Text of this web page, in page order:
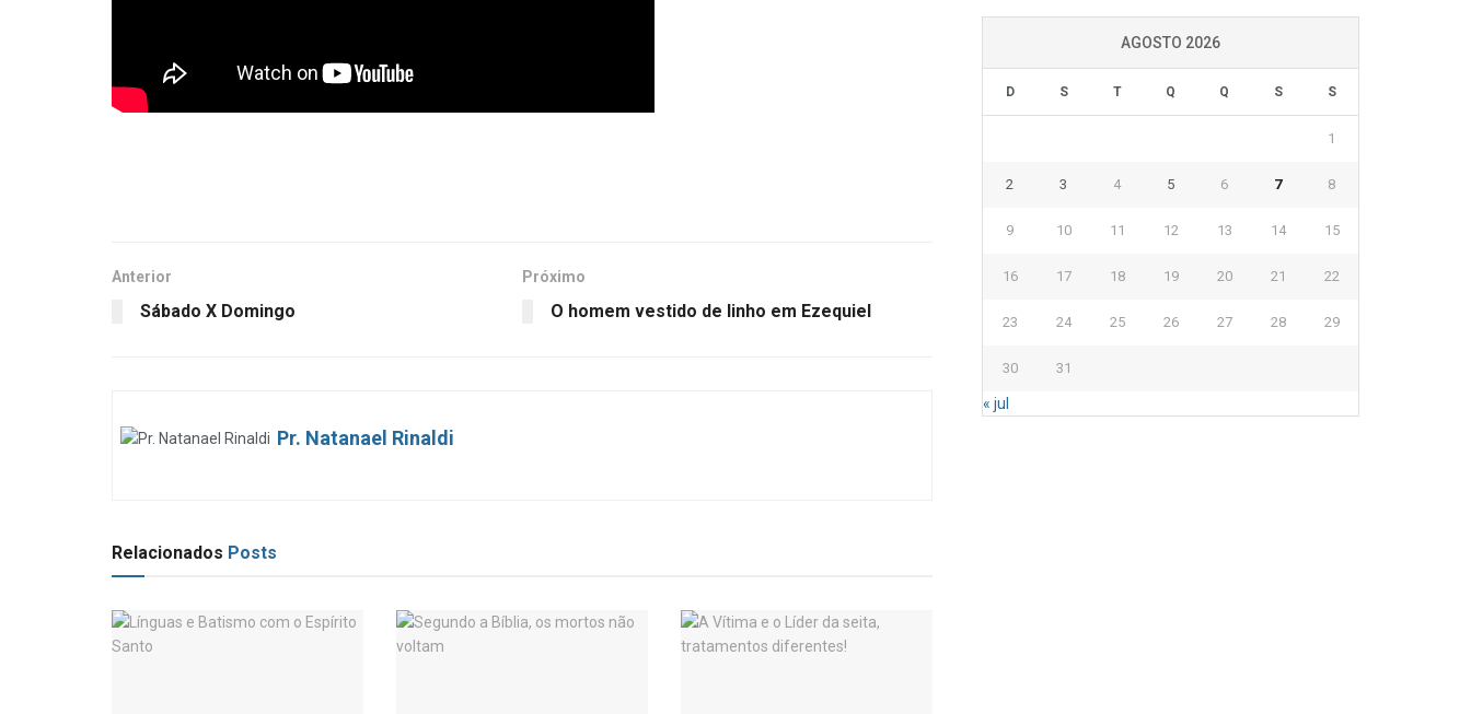
Anterior
Sábado X Domingo
Próximo
O homem vestido de linho em Ezequiel
Pr. Natanael Rinaldi
Relacionados Posts
AGOSTO 2026
D S T Q Q S S
1
2 3 4 5 6 7 8
9 10 11 12 13 14 15
16 17 18 19 20 21 22
23 24 25 26 27 28 29
30 31
« jul